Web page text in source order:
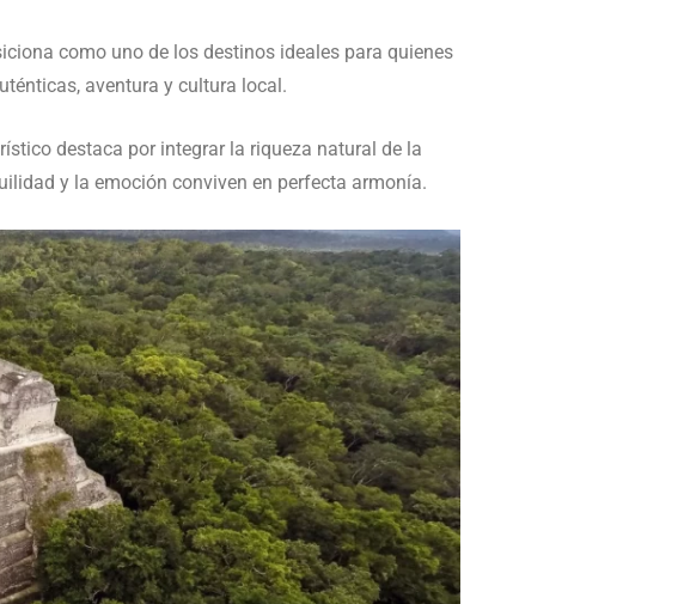
como uno de los destinos ideales para quienes
aventura y cultura local.
destaca por integrar la riqueza natural de la
y la emoción conviven en perfecta armonía.